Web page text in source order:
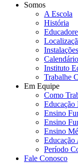
Somos
A Escola
História
Instalações
Calendário
Instituto
Trabalhe
Em Equipe
Como
Educação
Ensino
Ensino
Ensino
Educação
Período
Fale Conosco